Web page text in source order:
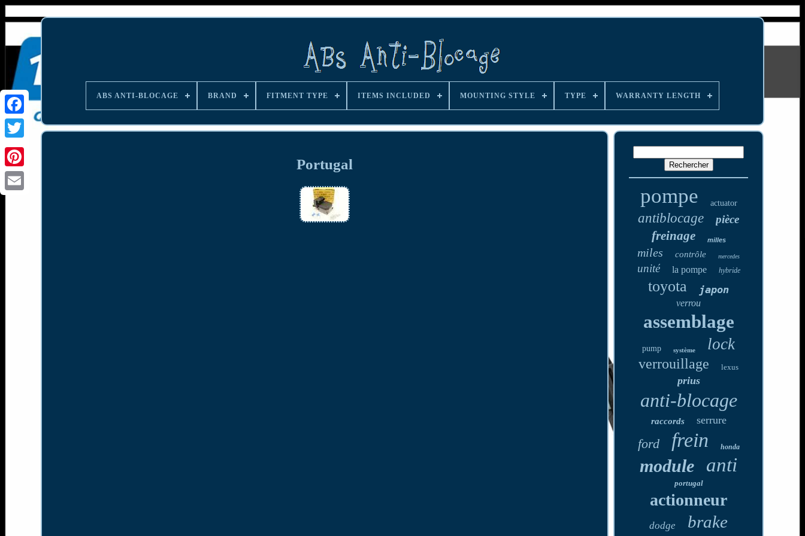
ABS ANTI-BLOCAGE BRAND FITMENT TYPE ITEMS INCLUDED MOUNTING STYLE TYPE WARRANTY LENGTH
Portugal
pompe actuator
antiblocage pièce
freinage milles
miles contrôle mercedes
unité la pompe hybride
toyota japon
verrou
assemblage
pump système lock
verrouillage lexus
prius
anti-blocage
raccords serrure
ford frein honda
module anti
portugal
actionneur
dodge brake